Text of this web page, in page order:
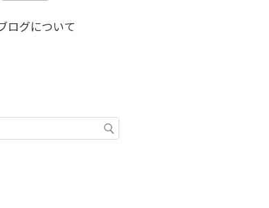
ログについて